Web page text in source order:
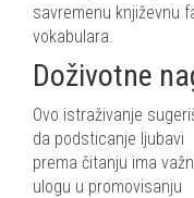
savremenu književnu
vokabulara.
Doživotne
Ovo istraživanje
da podsticanje ljubavi
prema čitanju ima
ulogu u promovisanju